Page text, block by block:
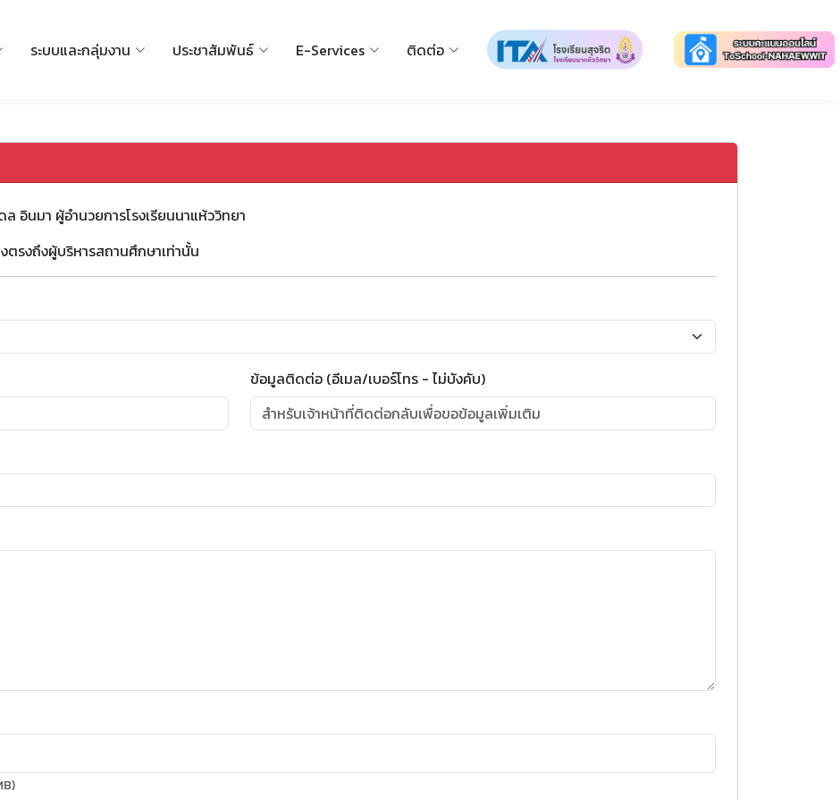
ระบบและกลุ่มงาน ประชาสัมพันธ์ E-Services ติดต่อ
อินมา ผู้อำนวยการโรงเรียนนาแห้ววิทยา
ตรงถึงผู้บริหารสถานศึกษาเท่านั้น
ข้อมูลติดต่อ (อีเมล/เบอร์โทร - ไม่บังคับ)